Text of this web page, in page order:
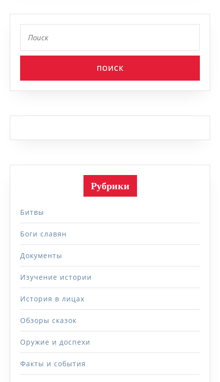
Рубрики
Битвы
Боги славян
Документы
Изучение истории
История в лицах
Обзоры сказок
Оружие и доспехи
Факты и события